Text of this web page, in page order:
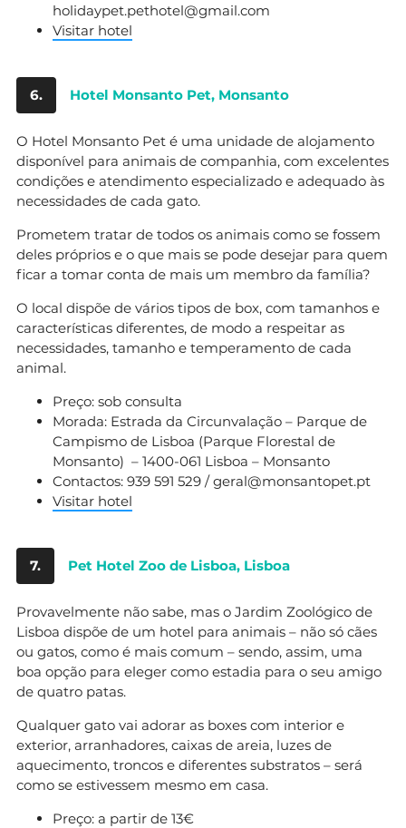
holidaypet.pethotel@gmail.com
Visitar hotel
6. Hotel Monsanto Pet, Monsanto
O Hotel Monsanto Pet é uma unidade de alojamento
disponível para animais de companhia, com excelentes
condições e atendimento especializado e adequado às
necessidades de cada gato.
Prometem tratar de todos os animais como se fossem
deles próprios e o que mais se pode desejar para quem
ficar a tomar conta de mais um membro da família?
O local dispõe de vários tipos de box, com tamanhos e
características diferentes, de modo a respeitar as
necessidades, tamanho e temperamento de cada
animal.
Preço: sob consulta
Morada: Estrada da Circunvalação – Parque de
Campismo de Lisboa (Parque Florestal de
Monsanto) – 1400-061 Lisboa – Monsanto
Contactos: 939 591 529 /geral@monsantopet.pt
Visitar hotel
7. Pet Hotel Zoo de Lisboa, Lisboa
Provavelmente não sabe, mas o Jardim Zoológico de
Lisboa dispõe de um hotel para animais – não só cães
ou gatos, como é mais comum – sendo, assim, uma
boa opção para eleger como estadia para o seu amigo
de quatro patas.
Qualquer gato vai adorar as boxes com interior e
exterior, arranhadores, caixas de areia, luzes de
aquecimento, troncos e diferentes substratos – será
como se estivessem mesmo em casa.
Preço: a partir de 13€